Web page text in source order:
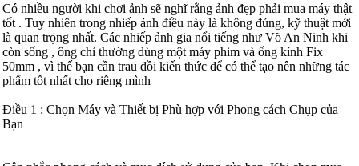
Có nhiều người khi chơi ảnh sẽ nghĩ rằng ảnh đẹp phải mua máy thật
tốt . Tuy nhiên trong nhiếp ảnh điều này là không đúng, kỹ thuật mới
là quan trọng nhất. Các nhiếp ảnh gia nổi tiếng như Võ An Ninh khi
còn sống , ông chỉ thường dùng một máy phim và ống kính Fix
50mm , vì thế bạn cần trau dồi kiến thức để có thể tạo nên những tác
phẩm tốt nhất cho riêng mình
Điều 1 : Chọn Máy và Thiết bị Phù hợp với Phong cách Chụp của
Bạn